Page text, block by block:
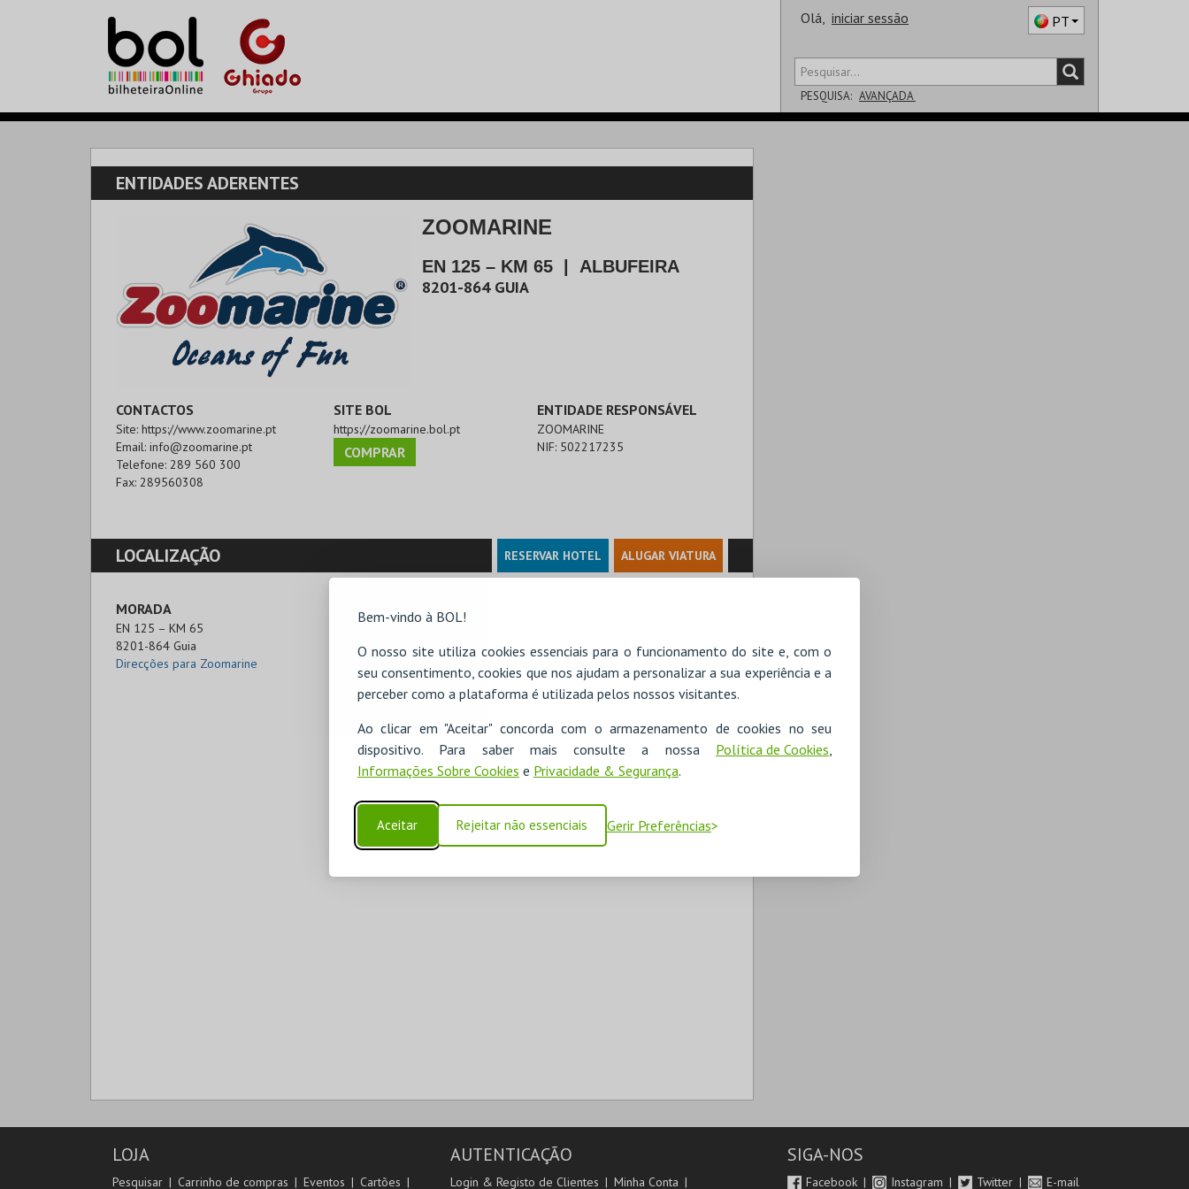
Bem-vindo à BOL!
O nosso site utiliza cookies essenciais para o funcionamento do site e, com o
seu consentimento, cookies que nos ajudam a personalizar a sua experiência e a
perceber como a plataforma é utilizada pelos nossos visitantes.
Ao clicar em "Aceitar" concorda com o armazenamento de cookies no seu
dispositivo. Para saber mais consulte a nossa Política de Cookies,
Informações Sobre Cookies e Privacidade & Segurança.
Aceitar Rejeitar não essenciais Gerir Preferências
Olá, iniciar sessão PT
PESQUISA: AVANÇADA
ENTIDADES ADERENTES
ZOOMARINE
EN 125 – KM 65 ALBUFEIRA
8201-864 GUIA
CONTACTOS
Site: https://www.zoomarine.pt
Email: info@zoomarine.pt
Telefone: 289 560 300
Fax: 289560308
SITE BOL
https://zoomarine.bol.pt
COMPRAR
ENTIDADE RESPONSÁVEL
ZOOMARINE
NIF: 502217235
LOCALIZAÇÃO RESERVAR HOTEL ALUGAR VIATURA
MORADA
EN 125 – KM 65
8201-864 Guia
Direcções para Zoomarine
LOJA
Pesquisar Carrinho de compras Eventos Cartões
AUTENTICAÇÃO
Login & Registo de Clientes Minha Conta
SIGA-NOS
Facebook Instagram Twitter E-mail